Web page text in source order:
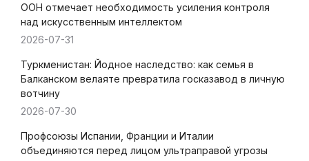
ООН отмечает необходимость усиления контроля
над искусственным интеллектом
2026-07-31
Туркменистан: Йодное наследство: как семья в
Балканском велаяте превратила госказавод в личную
вотчину
2026-07-30
Профсоюзы Испании, Франции и Италии
объединяются перед лицом ультраправой угрозы